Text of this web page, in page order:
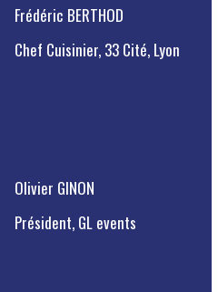
Frédéric BERTHOD
Chef Cuisinier, 33 Cité, Lyon
Olivier GINON
Président, GL events